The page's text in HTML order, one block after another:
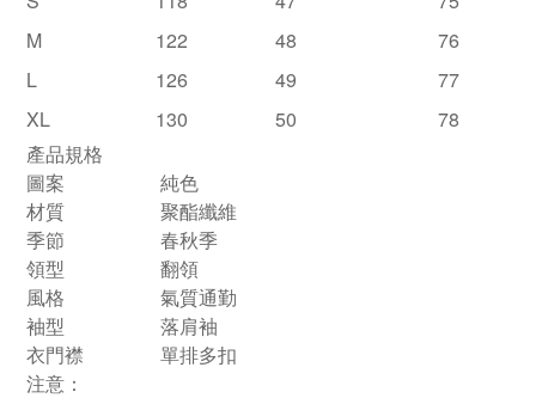
M
122 48
76
L
126 49
77
XL
130 50
78
產品規格
圖案
純色
材質
聚酯纖維
季節
春秋季
領型
翻領
風格
氣質通勤
袖型
落肩袖
衣門襟
單排多扣
注意：